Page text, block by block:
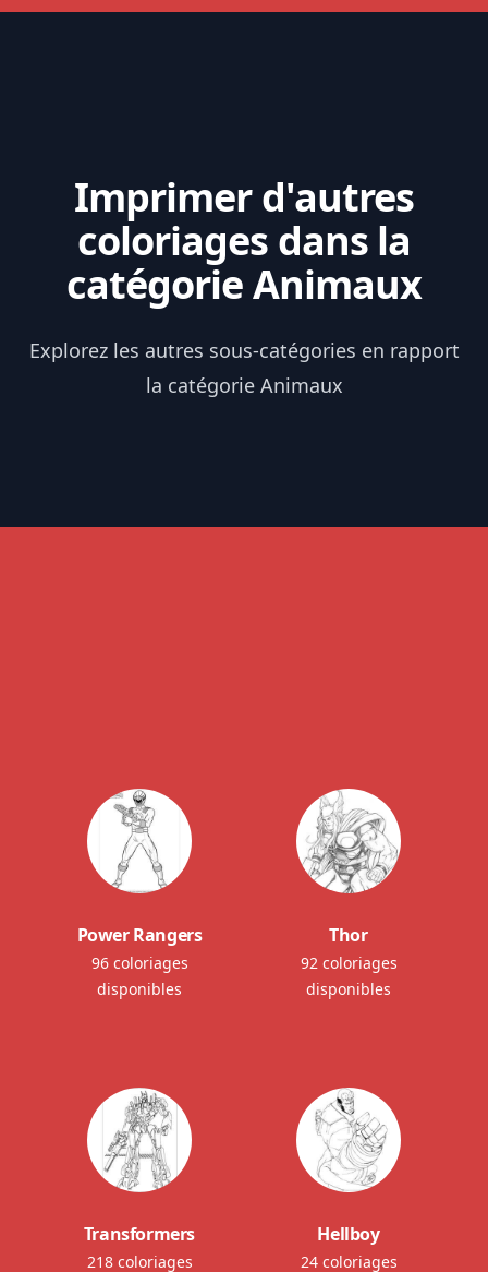
Imprimer d'autres
coloriages dans la
catégorie Animaux
Explorez les autres sous-catégories en rapport
la catégorie Animaux
Power Rangers
96 coloriages
disponibles
Thor
92 coloriages
disponibles
Transformers
218 coloriages
Hellboy
24 coloriages